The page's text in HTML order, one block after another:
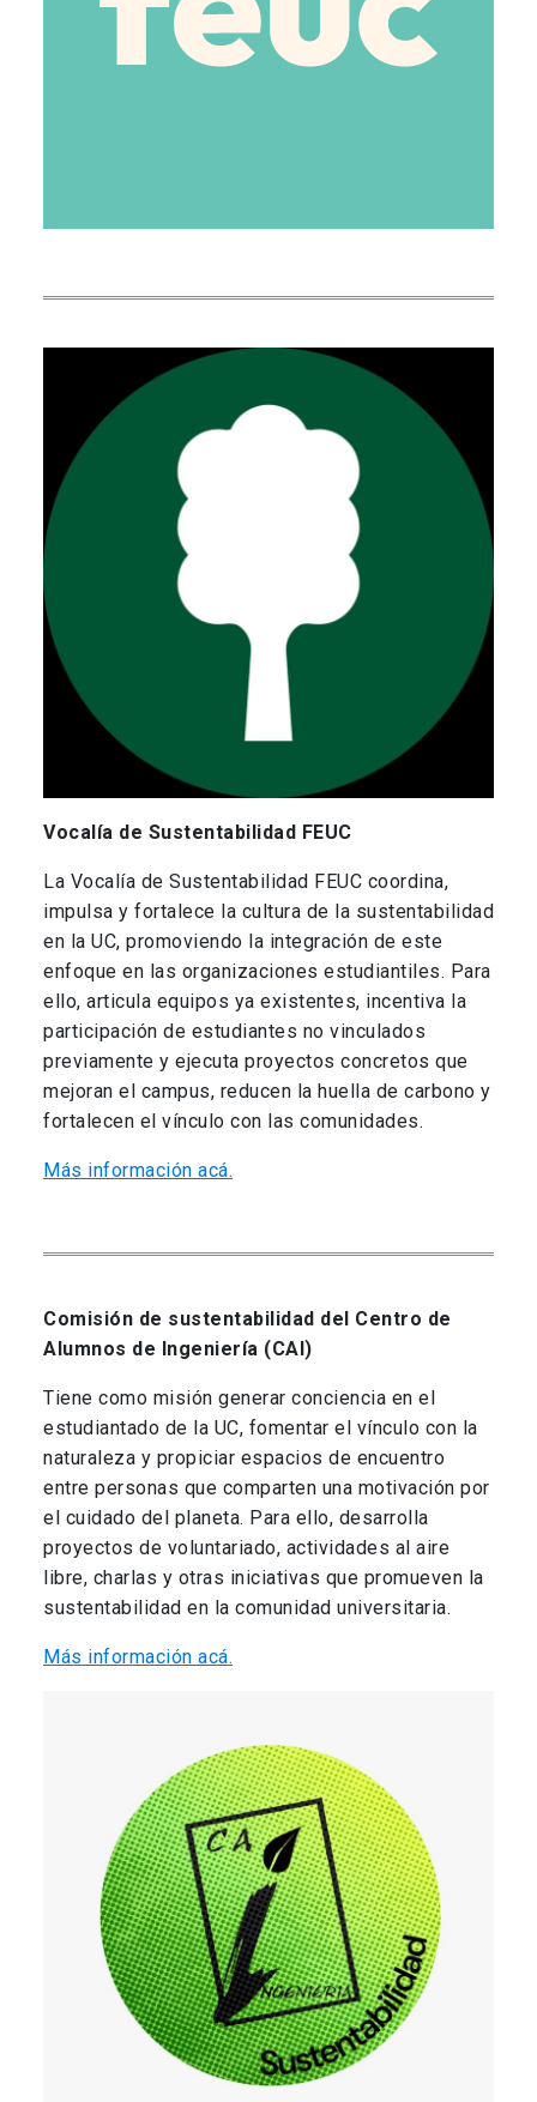
Vocalía de Sustentabilidad FEUC
La Vocalía de Sustentabilidad FEUC coordina,
impulsa y fortalece la cultura de la sustentabilidad
en la UC, promoviendo la integración de este
enfoque en las organizaciones estudiantiles. Para
ello, articula equipos ya existentes, incentiva la
participación de estudiantes no vinculados
previamente y ejecuta proyectos concretos que
mejoran el campus, reducen la huella de carbono y
fortalecen el vínculo con las comunidades.
Más información acá.
Comisión de sustentabilidad del Centro de
Alumnos de Ingeniería (CAI)
Tiene como misión generar conciencia en el
estudiantado de la UC, fomentar el vínculo con la
naturaleza y propiciar espacios de encuentro
entre personas que comparten una motivación por
el cuidado del planeta. Para ello, desarrolla
proyectos de voluntariado, actividades al aire
libre, charlas y otras iniciativas que promueven la
sustentabilidad en la comunidad universitaria.
Más información acá.